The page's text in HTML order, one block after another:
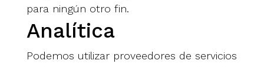
para ningún otro fin.
Analítica
Podemos utilizar proveedores de servicios